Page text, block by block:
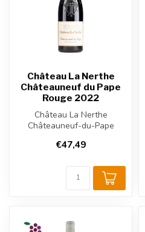
Château La Nerthe
Châteauneuf du Pape
Rouge 2022
Château La Nerthe
Châteauneuf-du-Pape
heeft rijke aroma...
€47,49